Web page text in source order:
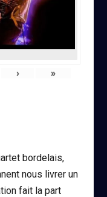
› »
bordelais,
nous livrer un
fait la part